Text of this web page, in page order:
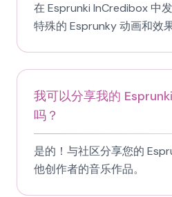
在 Esprunki InCredibox 中
特殊的 Esprunky 动画和效果
我可以分享我的
吗？
是的！与社区分享您的
他创作者的音乐作品。